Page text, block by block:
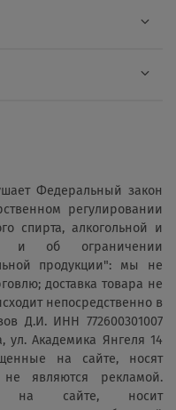
Федеральный закон
регулировании
спирта, алкогольной и
и об ограничении
продукции": мы не
доставка товара не
непосредственно в
Д.И. ИНН 772600301007
ул. Академика Янгеля 14
на сайте, носят
являются рекламой.
на сайте, носит